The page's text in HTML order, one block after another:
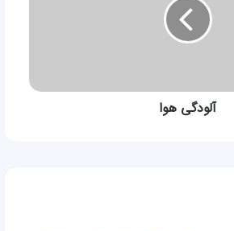
آلودگی هوا